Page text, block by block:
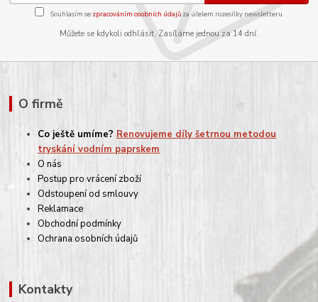
Souhlasím se zpracováním osobních údajůza účelem rozesílky newsletteru.
Můžete se kdykoli odhlásit. Zasíláme jednou za 14 dní.
O firmě
Co ještě umíme? Renovujeme díly šetrnou metodou
tryskání vodním paprskem
O nás
Postup pro vrácení zboží
Odstoupení od smlouvy
Reklamace
Obchodní podmínky
Ochrana osobních údajů
Kontakty